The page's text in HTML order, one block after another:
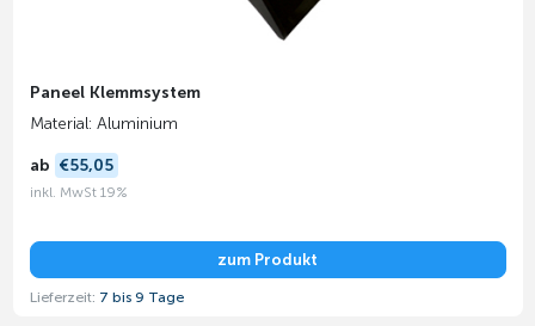
Paneel Klemmsystem
Material: Aluminium
ab €55,05
inkl. MwSt 19%
zum Produkt
Lieferzeit: 7 bis 9 Tage